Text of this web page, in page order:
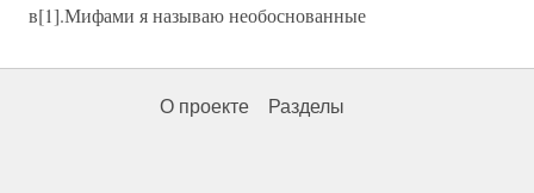
в[1].Мифами я называю необоснованные
О проекте Разделы